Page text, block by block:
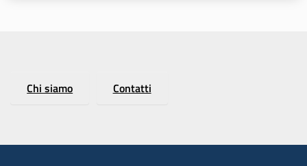
Chi siamo Contatti